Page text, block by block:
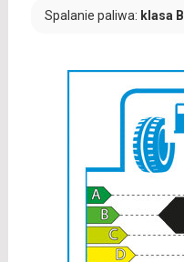
Spalanie paliwa: klasa B